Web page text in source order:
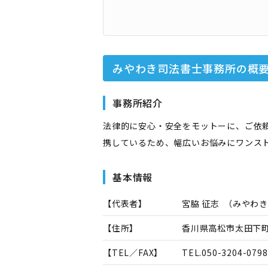
みやわき司法書士事務所の概
事務所紹介
法律的に安心・安全をモットーに、ご依
携しているため、幅広いお悩みにワンス
基本情報
【代表者】 宮脇 征志 （みやわ
【住所】 香川県高松市太田下
【TEL／FAX】 TEL.050-3204-0798